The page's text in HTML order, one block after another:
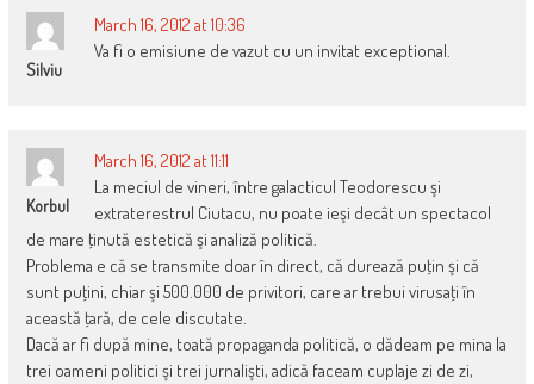
Silviu
March 16, 2012 at 10:36
Va fi o emisiune de vazut cu un invitat exceptional.
Korbul
March 16, 2012 at 11:11
La meciul de vineri, între galacticul Teodorescu şi
extraterestrul Ciutacu, nu poate ieşi decât un spectacol
de mare ţinută estetică şi analiză politică.
Problema e că se transmite doar în direct, că durează puţin şi că
sunt puţini, chiar şi 500.000 de privitori, care ar trebui virusaţi în
această ţară, de cele discutate.
Dacă ar fi după mine, toată propaganda politică, o dădeam pe mina la
trei oameni politici şi trei jurnalişti, adică faceam cuplaje zi de zi,